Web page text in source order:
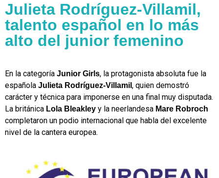
Julieta Rodríguez-Villamil,
talento español en lo más
alto del junior femenino
En la categoría Junior Girls, la protagonista absoluta fue la
española Julieta Rodríguez-Villamil , quien demostró
carácter y técnica para imponerse en una final muy disputada.
La británica Lola Bleakley y la neerlandesa Mare Robroch
completaron un podio internacional que habla del excelente
nivel de la cantera europea.